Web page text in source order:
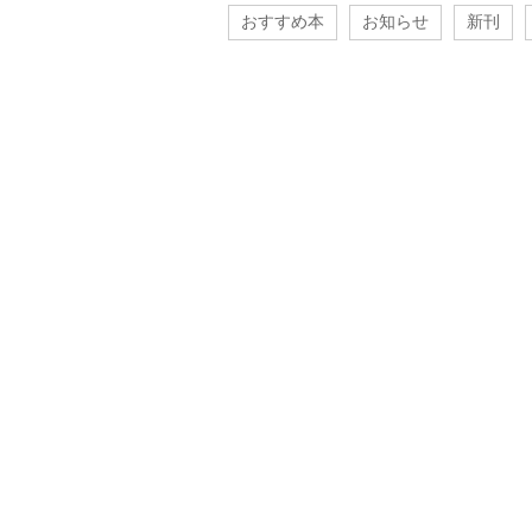
おすすめ本 お知らせ 新刊